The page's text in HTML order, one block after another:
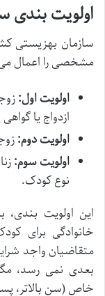
اولویت بندی
سازمان بهزیستی
مشخصی را اعمال
اولویت اول:
ازدواج یا
اولویت دوم:
اولویت سوم:
نوع کودک.
این اولویت بندی،
خانوادگی برای
متقاضیان واجد
بعدی نمی رسد،
خاص (سن بالاتر،